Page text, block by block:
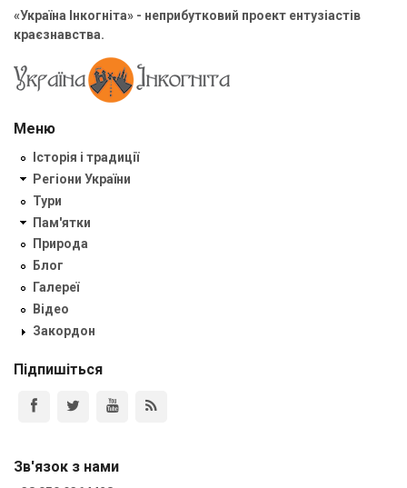
«Україна Інкогніта» - неприбутковий проект ентузіастів
краєзнавства.
Меню
Історія і традиції
Регіони України
Тури
Пам'ятки
Природа
Блог
Галереї
Відео
Закордон
Підпишіться
Зв'язок з нами